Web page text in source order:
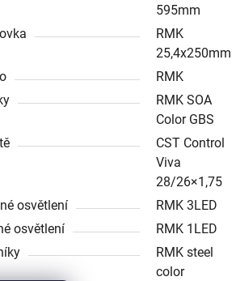
595mm
RMK
25,4x250mm
RMK
RMK SOA
Color GBS
CST Control
Viva
28/26×1,75
osvětlení
RMK 3LED
osvětlení
RMK 1LED
RMK steel
color